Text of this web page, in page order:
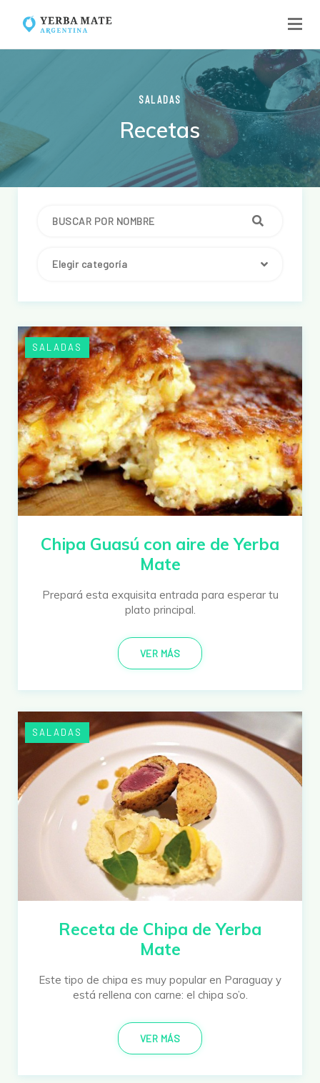
SALADAS
Recetas
Elegir categoría
SALADAS
Chipa Guasú con aire de Yerba
Mate
Prepará esta exquisita entrada para esperar tu
plato principal.
VER MÁS
SALADAS
Receta de Chipa de Yerba
Mate
Este tipo de chipa es muy popular en Paraguay y
está rellena con carne: el chipa so’o.
VER MÁS